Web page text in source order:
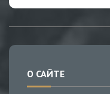
О САЙТЕ